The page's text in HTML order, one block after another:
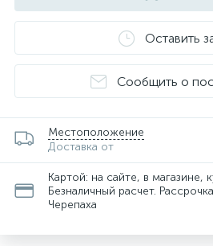
Оставить
Сообщить о
Местоположение
Доставка от
Картой: на сайте, в магазине,
Безналичный расчет.
Черепаха